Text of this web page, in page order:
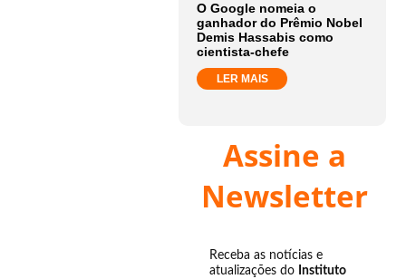
O Google nomeia o
ganhador do Prêmio Nobel
Demis Hassabis como
cientista-chefe
LER MAIS
Assine a
Newsletter
Receba as notícias e
atualizações do Instituto